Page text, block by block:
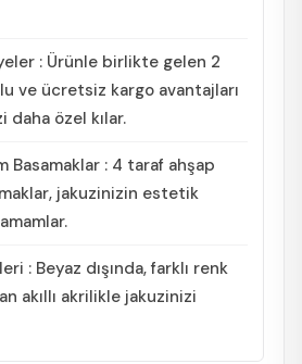
: Ürünle birlikte gelen 2
ve ücretsiz kargo avantajları
daha özel kılar.
Basamaklar : 4 taraf ahşap
jakuzinizin estetik
: Beyaz dışında, farklı renk
akıllı akrilikle jakuzinizi